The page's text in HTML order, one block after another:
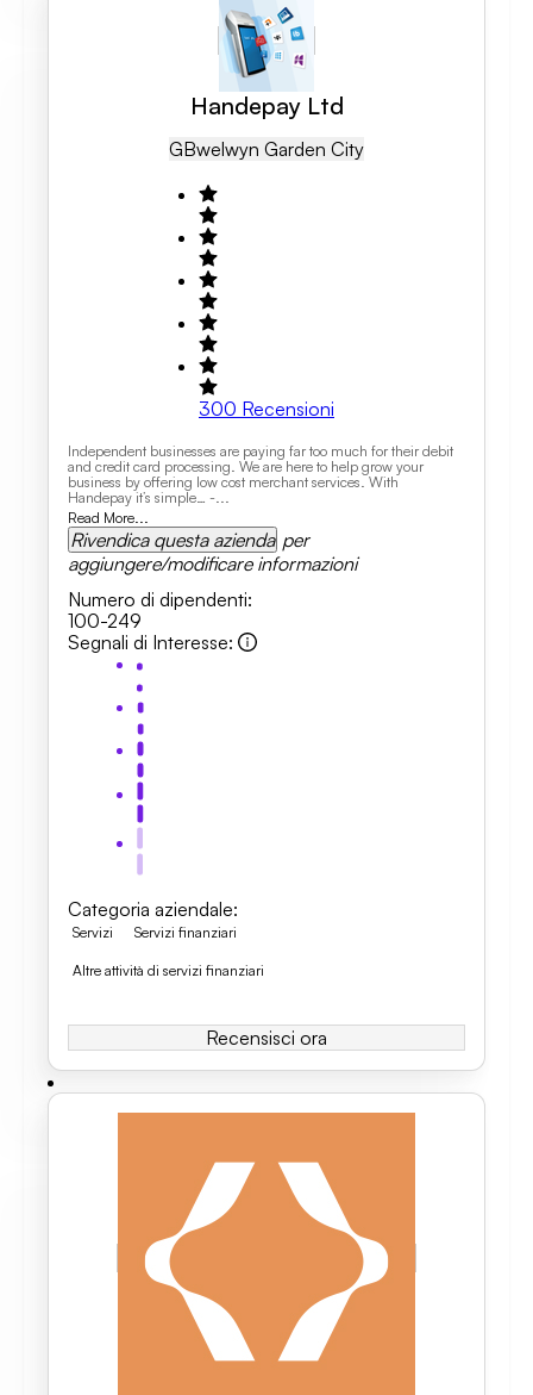
Handepay Ltd
GBWelwyn Garden City
300 Recensioni
Independent businesses are paying far too much for their debit
and credit card processing. We are here to help grow your
business by offering low cost merchant services. With
Handepay it’s simple… -...
Read More...
Rivendica questa azienda per
aggiungere/modificare informazioni
Numero di dipendenti:
100-249
Segnali di Interesse:
Categoria aziendale:
Servizi Servizi finanziari
Altre attività di servizi finanziari
Recensisci ora